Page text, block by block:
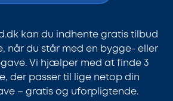
kan du indhente gratis tilbud
når du står med en bygge- eller
Vi hjælper med at finde 3
der passer til lige netop din
– gratis og uforpligtende.